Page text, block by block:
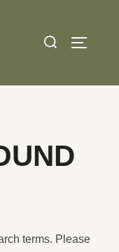
Search
terms. Please